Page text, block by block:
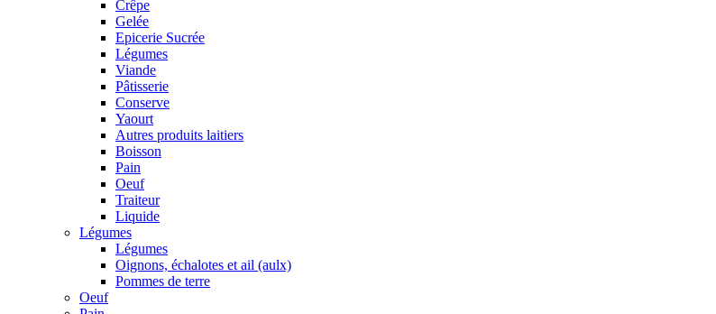
Crêpe
Gelée
Epicerie Sucrée
Légumes
Viande
Pâtisserie
Conserve
Yaourt
Autres produits laitiers
Boisson
Pain
Oeuf
Traiteur
Liquide
Légumes
Légumes
Oignons, échalotes et ail (aulx)
Pommes de terre
Oeuf